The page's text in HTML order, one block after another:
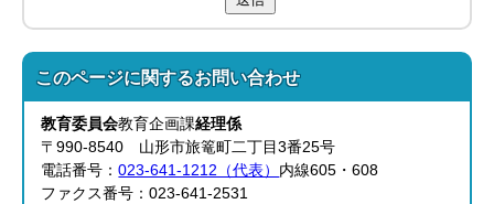
このページに関するお問い合わせ
教育委員会教育企画課経理係
〒990-8540 山形市旅篭町二丁目3番25号
電話番号：023-641-1212（代表） 内線605・608
ファクス番号：023-641-2531